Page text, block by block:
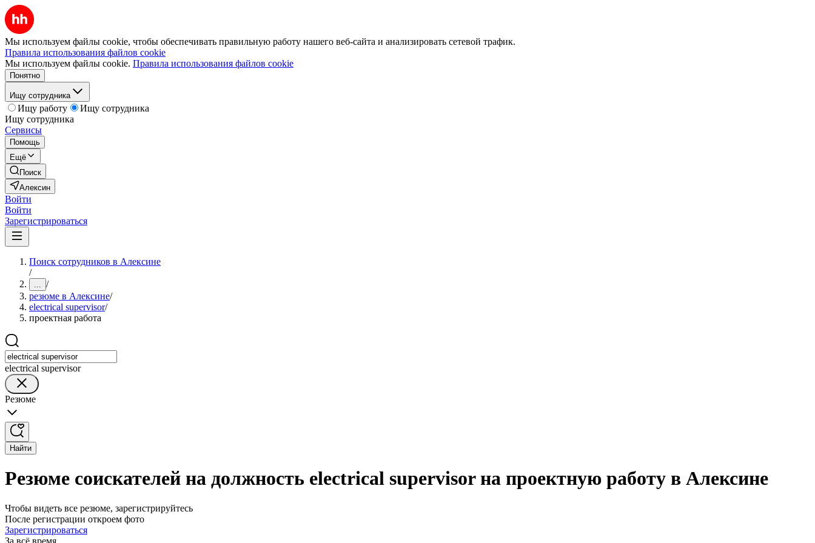
Мы используем файлы cookie, чтобы обеспечивать правильную работу нашего веб-сайта и анализировать сетевой трафик.
Правила использования файлов cookie
Мы используем файлы cookie. Правила использования файлов cookie
Понятно
Ищу сотрудника
Ищу работу
Ищу сотрудника
Ищу сотрудника
Сервисы
Помощь
Ещё
Поиск
Алексин
Войти
Войти
Зарегистрироваться
Поиск сотрудников в Алексине
/
... /
резюме в Алексине/
electrical supervisor/
проектная работа
electrical supervisor
Резюме
Найти
Резюме соискателей на должность electrical supervisor на проектную работу в Алексине
Чтобы видеть все резюме, зарегистрируйтесь
После регистрации откроем фото
Зарегистрироваться
За всё время